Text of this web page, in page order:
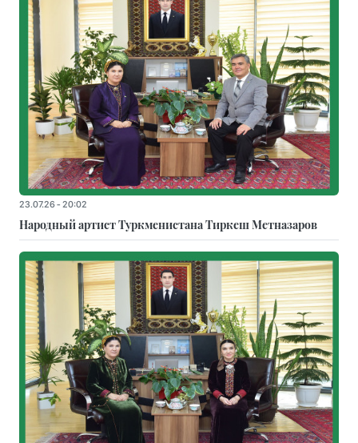
23.07.26 - 20:02
Народный артист Туркменистана Тиркеш Мeтназаров